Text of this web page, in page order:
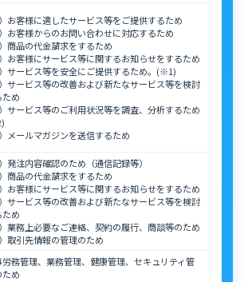
）お客様に適したサービス等をご提供するため
）お客様からのお問い合わせに対応するため
）商品の代金請求をするため
）お客様にサービス等に関するお知らせをするため
）サービス等を安全にご提供するため。(※1)
）サービス等の改善および新たなサービス等を検討
ため
）サービス等のご利用状況等を調査、分析するため
）メールマガジンを送信するため
）発注内容確認のため（通信記録等）
）商品の代金請求をするため
）お客様にサービス等に関するお知らせをするため
）サービス等の改善および新たなサービス等を検討
ため
）業務上必要なご連絡、契約の履行、商談等のため
）取引先情報の管理のため
労務管理、業務管理、健康管理、セキュリティ管
め